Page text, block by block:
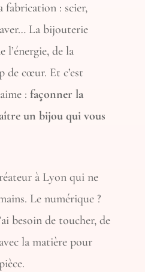
fabrication : scier,
La bijouterie
l’énergie, de la
de cœur. Et c’est
: façonner la
un bijou qui vous
à Lyon qui ne
Le numérique ?
besoin de toucher, de
la matière pour